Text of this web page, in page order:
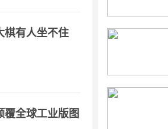
棋有人坐不住
覆全球工业版图